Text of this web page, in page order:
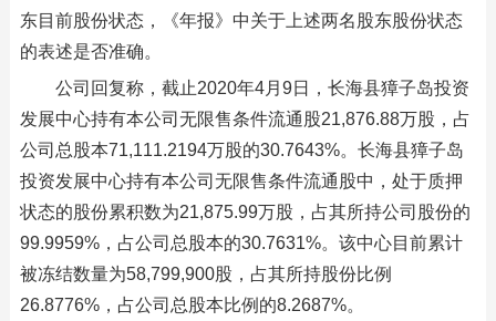
东目前股份状态，《年报》中关于上述两名股东股份状态
的表述是否准确。
公司回复称，截止2020年4月9日，长海县獐子岛投资
发展中心持有本公司无限售条件流通股21,876.88万股，占
公司总股本71,111.2194万股的30.7643%。长海县獐子岛
投资发展中心持有本公司无限售条件流通股中，处于质押
状态的股份累积数为21,875.99万股，占其所持公司股份的
99.9959%，占公司总股本的30.7631%。该中心目前累计
被冻结数量为58,799,900股，占其所持股份比例
26.8776%，占公司总股本比例的8.2687%。